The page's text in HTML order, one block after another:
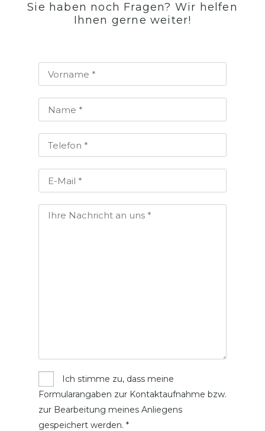
Sie haben noch Fragen? Wir helfen
Ihnen gerne weiter!​
Ich stimme zu, dass meine
Formularangaben zur Kontaktaufnahme bzw.
zur Bearbeitung meines Anliegens
gespeichert werden. *